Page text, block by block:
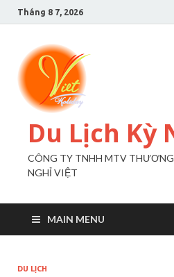
Tháng 8 7, 2026
Du Lịch Kỳ
CÔNG TY TNHH MTV
NGHỈ VIỆT
MAIN MENU
DU LỊCH